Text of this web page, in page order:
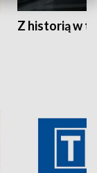
Z historią w